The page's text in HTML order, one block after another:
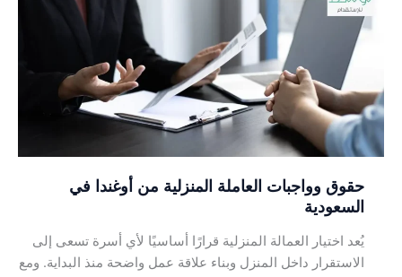
حقوق وواجبات العاملة المنزلية من أوغندا في
السعودية
يُعد اختيار العمالة المنزلية قرارًا أساسيًا لأي أسرة تسعى إلى
الاستقرار داخل المنزل وبناء علاقة عمل واضحة منذ البداية. ومع
العاملة
المنزلية
من
أوغندا
في
السعودية